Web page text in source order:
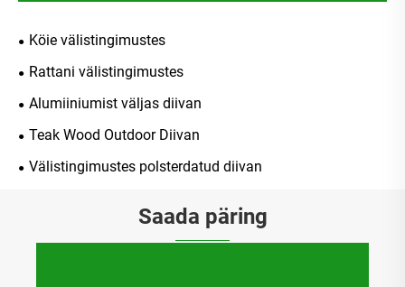
Köie välistingimustes
Rattani välistingimustes
Alumiiniumist väljas diivan
Teak Wood Outdoor Diivan
Välistingimustes polsterdatud diivan
Saada päring